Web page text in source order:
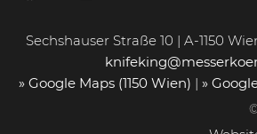
Sechshauser Straße 10 | A-1150
» Google Maps (1150 Wien) | »